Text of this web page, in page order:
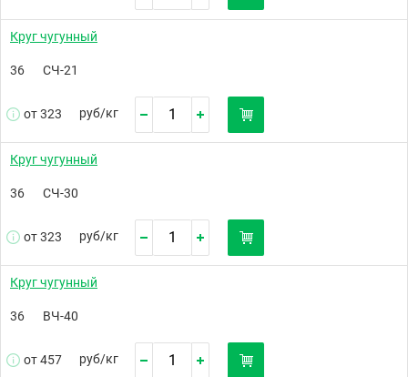
Круг чугунный
36 СЧ-21
от 323 руб/кг
Круг чугунный
36 СЧ-30
от 323 руб/кг
Круг чугунный
36 ВЧ-40
от 457 руб/кг